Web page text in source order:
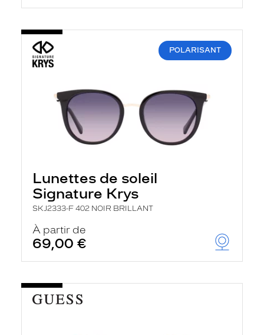
POLARISANT
Lunettes de soleil
Signature Krys
SKJ2333-F 402 NOIR BRILLANT
À partir de
69,00 €